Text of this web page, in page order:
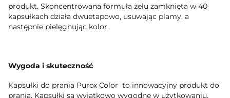
produkt. Skoncentrowana formuła żelu zamknięta w 40
kapsułkach działa dwuetapowo, usuwając plamy, a
następnie pielęgnując kolor.
Wygoda i skuteczność
Kapsułki do prania Purox Color to innowacyjny produkt do
prania. Kapsułki są wyjątkowo wygodne w użytkowaniu,